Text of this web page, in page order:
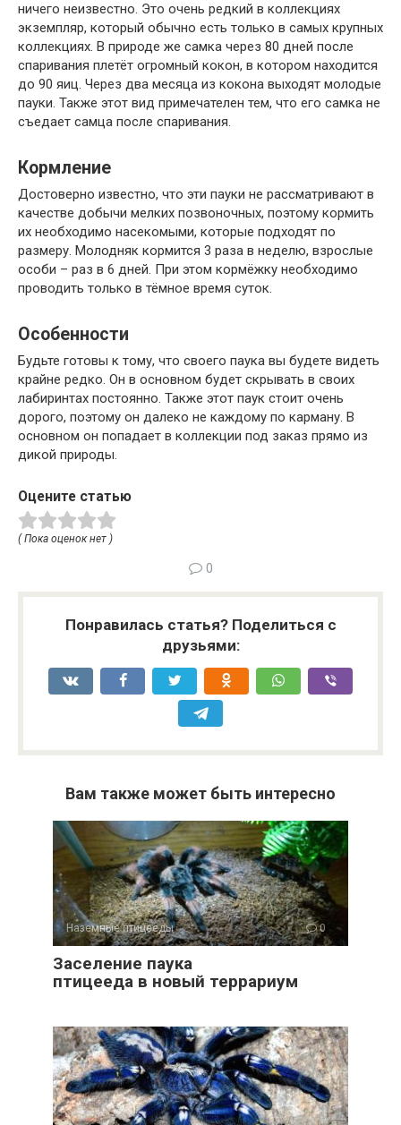
ничего неизвестно. Это очень редкий в коллекциях
экземпляр, который обычно есть только в самых крупных
коллекциях. В природе же самка через 80 дней после
спаривания плетёт огромный кокон, в котором находится
до 90 яиц. Через два месяца из кокона выходят молодые
пауки. Также этот вид примечателен тем, что его самка не
съедает самца после спаривания.
Кормление
Достоверно известно, что эти пауки не рассматривают в
качестве добычи мелких позвоночных, поэтому кормить
их необходимо насекомыми, которые подходят по
размеру. Молодняк кормится 3 раза в неделю, взрослые
особи – раз в 6 дней. При этом кормёжку необходимо
проводить только в тёмное время суток.
Особенности
Будьте готовы к тому, что своего паука вы будете видеть
крайне редко. Он в основном будет скрывать в своих
лабиринтах постоянно. Также этот паук стоит очень
дорого, поэтому он далеко не каждому по карману. В
основном он попадает в коллекции под заказ прямо из
дикой природы.
Оцените статью
( Пока оценок нет )
0
Понравилась статья? Поделиться с
друзьями:
Вам также может быть интересно
Наземные птицееды 0
Заселение паука
птицееда в новый террариум